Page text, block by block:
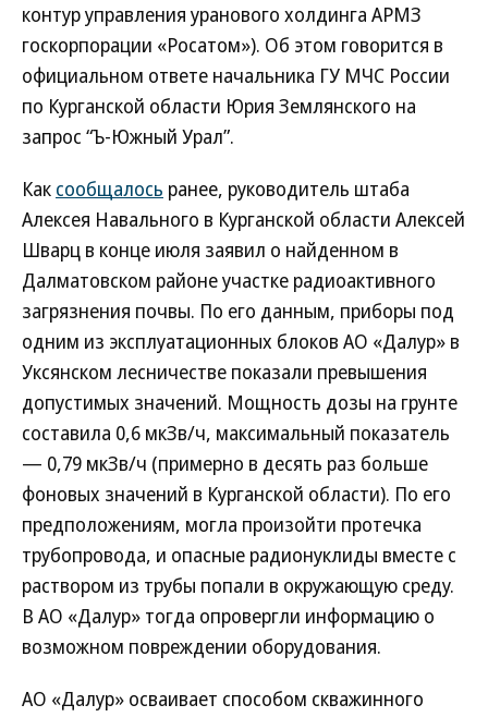
контур управления уранового холдинга АРМЗ
госкорпорации «Росатом»). Об этом говорится в
официальном ответе начальника ГУ МЧС России
по Курганской области Юрия Землянского на
запрос “Ъ-Южный Урал”.
Как сообщалось ранее, руководитель штаба
Алексея Навального в Курганской области Алексей
Шварц в конце июля заявил о найденном в
Далматовском районе участке радиоактивного
загрязнения почвы. По его данным, приборы под
одним из эксплуатационных блоков АО «Далур» в
Уксянском лесничестве показали превышения
допустимых значений. Мощность дозы на грунте
составила 0,6 мкЗв/ч, максимальный показатель
— 0,79 мкЗв/ч (примерно в десять раз больше
фоновых значений в Курганской области). По его
предположениям, могла произойти протечка
трубопровода, и опасные радионуклиды вместе с
раствором из трубы попали в окружающую среду.
В АО «Далур» тогда опровергли информацию о
возможном повреждении оборудования.
АО «Далур» осваивает способом скважинного